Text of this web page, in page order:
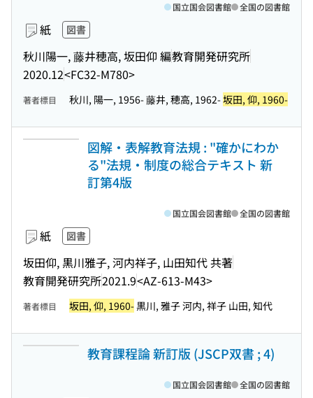
紙 図書
秋川陽一, 藤井穂高, 坂田仰 編教育開発研究所
2020.12<FC32-M780>
国立国会図書館 全国の図書館
著者標目 秋川, 陽一, 1956- 藤井, 穂高, 1962-坂田, 仰, 1960-
図解・表解教育法規 : "確かにわか
る"法規・制度の総合テキスト 新
訂第4版
紙 図書
坂田仰, 黒川雅子, 河内祥子, 山田知代 共著
教育開発研究所2021.9<AZ-613-M43>
国立国会図書館 全国の図書館
著者標目 坂田, 仰, 1960-黒川, 雅子 河内, 祥子 山田, 知代
教育課程論 新訂版 (JSCP双書 ; 4)
国立国会図書館 全国の図書館